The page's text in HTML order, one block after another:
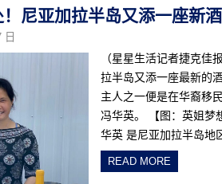
！尼亚加拉半岛又添一座新
日
（星星生活记者捷克佳
拉半岛又添一座最新的
主人之一便是在华裔移
冯华英。 【图：英姐梦
华英 是尼亚加拉半岛地
READ MORE